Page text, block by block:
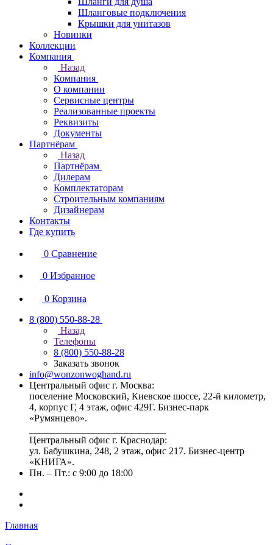
Шланговые подключения
Крышки для унитазов
Новинки
Коллекции
Компания
Назад
Компания
О компании
Сервисные центры
Реализованные проекты
Реквизиты
Документы
Партнёрам
Назад
Партнёрам
Дилерам
Комплектаторам
Строительным компаниям
Дизайнерам
Контакты
Где купить
0 Сравнение
0 Избранное
0 Корзина
8 (800) 550-88-28
Назад
Телефоны
8 (800) 550-88-28
Заказать звонок
info@wonzonwoghand.ru
Центральный офис г. Москва:
поселение Московский, Киевское шоссе, 22-й километр,
4, корпус Г, 4 этаж, офис 429Г. Бизнес-парк
«Румянцево».
Центральный офис г. Краснодар:
ул. Бабушкина, 248, 2 этаж, офис 217. Бизнес-центр
«КНИГА».
Пн. – Пт.: с 9:00 до 18:00
Главная